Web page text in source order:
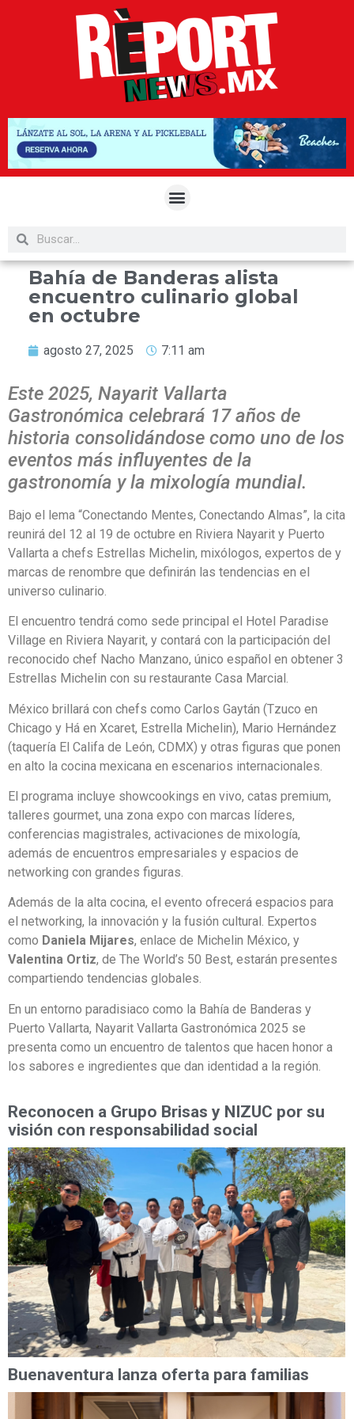
Bahía de Banderas alista
encuentro culinario global
en octubre
agosto 27, 2025 7:11 am
Este 2025, Nayarit Vallarta
Gastronómica celebrará 17 años de
historia consolidándose como uno de los
eventos más influyentes de la
gastronomía y la mixología mundial.
Bajo el lema “Conectando Mentes, Conectando Almas”, la cita
reunirá del 12 al 19 de octubre en Riviera Nayarit y Puerto
Vallarta a chefs Estrellas Michelin, mixólogos, expertos de y
marcas de renombre que definirán las tendencias en el
universo culinario.
El encuentro tendrá como sede principal el Hotel Paradise
Village en Riviera Nayarit, y contará con la participación del
reconocido chef Nacho Manzano, único español en obtener 3
Estrellas Michelin con su restaurante Casa Marcial.
México brillará con chefs como Carlos Gaytán (Tzuco en
Chicago y Há en Xcaret, Estrella Michelin), Mario Hernández
(taquería El Califa de León, CDMX) y otras figuras que ponen
en alto la cocina mexicana en escenarios internacionales.
El programa incluye showcookings en vivo, catas premium,
talleres gourmet, una zona expo con marcas líderes,
conferencias magistrales, activaciones de mixología,
además de encuentros empresariales y espacios de
networking con grandes figuras.
Además de la alta cocina, el evento ofrecerá espacios para
el networking, la innovación y la fusión cultural. Expertos
como Daniela Mijares, enlace de Michelin México, y
Valentina Ortiz, de The World’s 50 Best, estarán presentes
compartiendo tendencias globales.
En un entorno paradisiaco como la Bahía de Banderas y
Puerto Vallarta, Nayarit Vallarta Gastronómica 2025 se
presenta como un encuentro de talentos que hacen honor a
los sabores e ingredientes que dan identidad a la región.
Reconocen a Grupo Brisas y NIZUC por su
visión con responsabilidad social
Buenaventura lanza oferta para familias